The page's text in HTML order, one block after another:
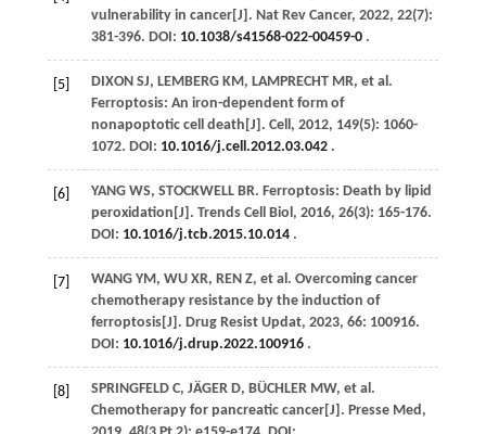
vulnerability in cancer[J]. Nat Rev Cancer, 2022, 22(7):
381-396. DOI: 10.1038/s41568-022-00459-0.
[5] DIXON SJ, LEMBERG KM , LAMPRECHT MR, et al .
Ferroptosis: An iron-dependent form of
nonapoptotic cell death[J]. Cell , 2012, 149(5): 1060-
1072. DOI: 10.1016/j.cell.2012.03.042.
[6] YANG WS, STOCKWELL BR. Ferroptosis: Death by lipid
peroxidation[J]. Trends Cell Biol , 2016, 26(3): 165-176.
DOI: 10.1016/j.tcb.2015.10.014.
[7] WANG YM , WU XR, REN Z, et al . Overcoming cancer
chemotherapy resistance by the induction of
ferroptosis[J]. Drug Resist Updat, 2023, 66: 100916.
DOI: 10.1016/j.drup.2022.100916.
[8] SPRINGFELD C, JÄGER D, BÜCHLER MW, et al .
Chemotherapy for pancreatic cancer[J]. Presse Med ,